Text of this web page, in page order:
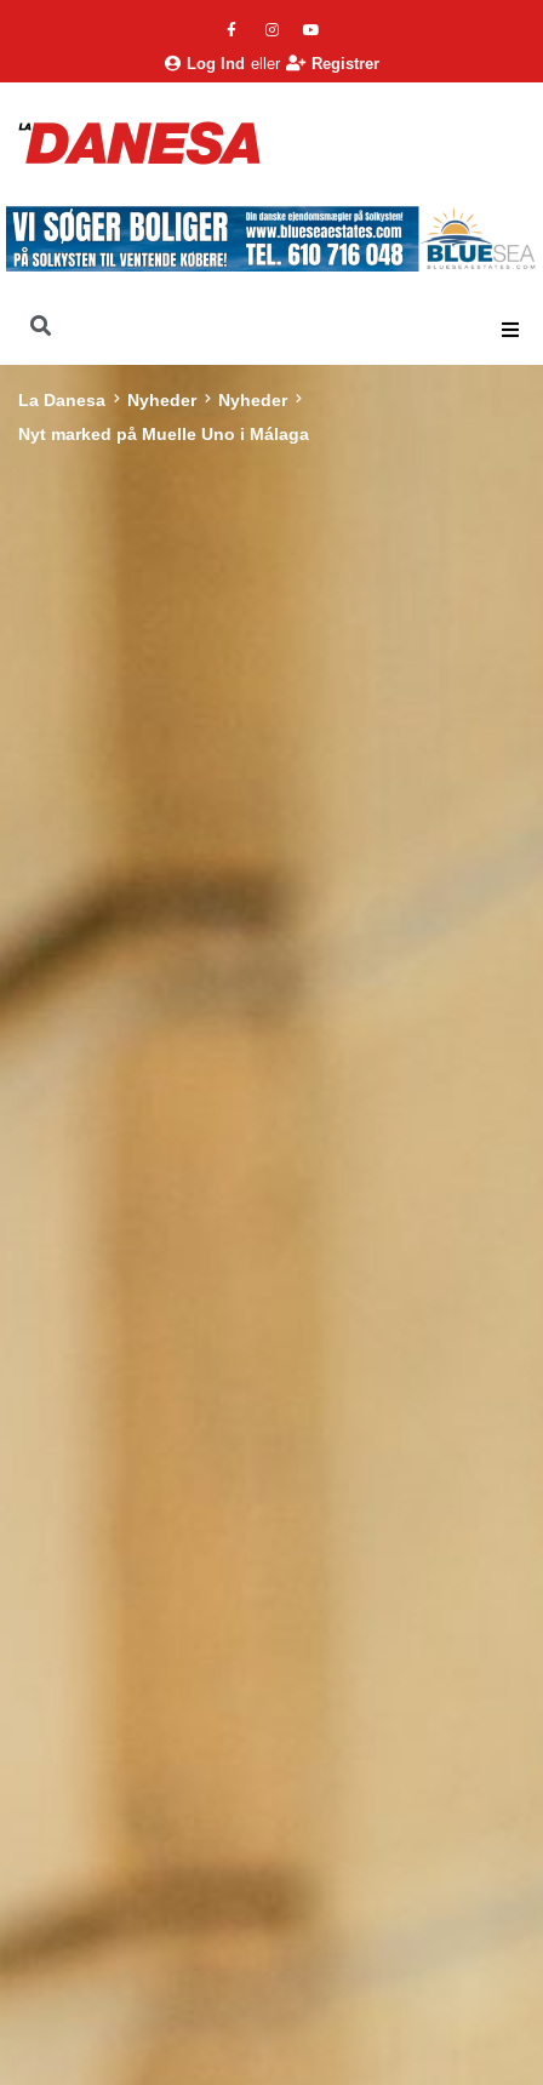
Log Ind eller Registrer
La Danesa Nyheder
Nyheder
Nyt marked på Muelle Uno i Málaga